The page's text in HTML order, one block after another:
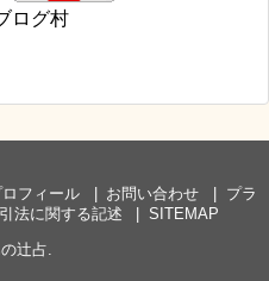
ログ村
ロフィール お問い合わせ
プラ
法に関する記述
SITEMAP
辻占.